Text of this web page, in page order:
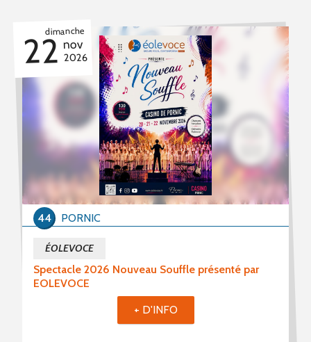
dimanche
22 nov
2026
Spectacle 2026 Nouveau Souffle présenté par
EOLEVOCE
ÉOLEVOCE
PORNIC
44
+ D'INFO